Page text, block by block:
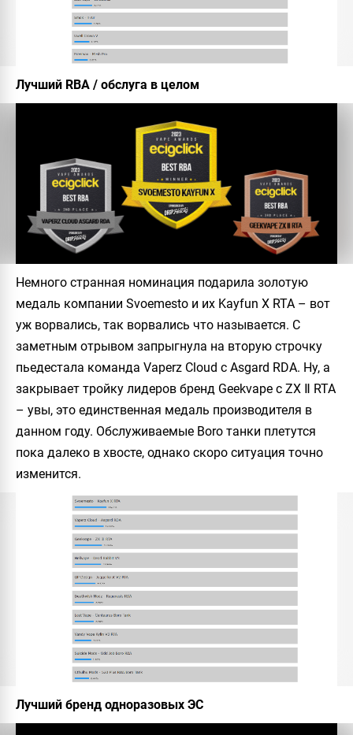
Лучший RBA / обслуга в целом
Немного странная номинация подарила золотую
медаль компании Svoemesto и их Kayfun X RTA – вот
уж ворвались, так ворвались что называется. С
заметным отрывом запрыгнула на вторую строчку
пьедестала команда Vaperz Cloud с Asgard RDA. Ну, а
закрывает тройку лидеров бренд Geekvape с ZX Ⅱ RTA
– увы, это единственная медаль производителя в
данном году. Обслуживаемые Boro танки плетутся
пока далеко в хвосте, однако скоро ситуация точно
изменится.
Лучший бренд одноразовых ЭС